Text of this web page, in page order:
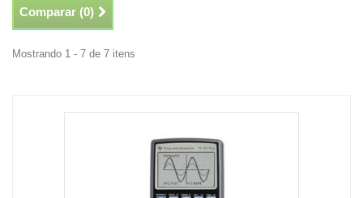
Comparar (0)
Mostrando 1 - 7 de 7 itens